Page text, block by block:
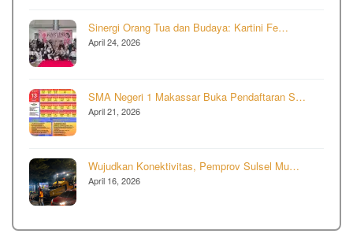
Sinergi Orang Tua dan Budaya: Kartini Fe…
April 24, 2026
SMA Negeri 1 Makassar Buka Pendaftaran S…
April 21, 2026
Wujudkan Konektivitas, Pemprov Sulsel Mu…
April 16, 2026